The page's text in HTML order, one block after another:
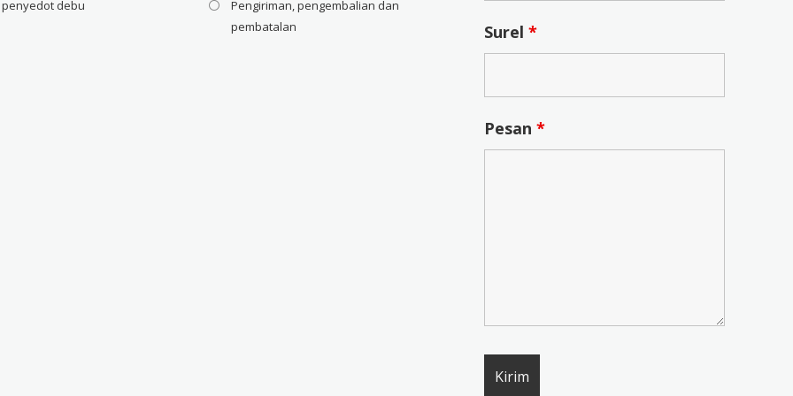
debu
Pengiriman, pengembalian dan
pembatalan
Surel*
Pesan*